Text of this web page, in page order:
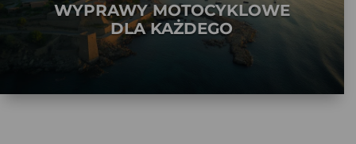
WYPRAWY MOTOCYKLOWE
DLA KAŻDEGO